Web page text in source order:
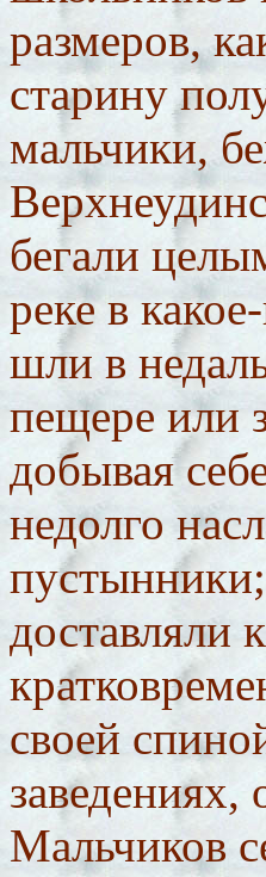
размеров,
старину
мальчики,
бегали
реке в
шли в
пещере или
добывая
недолго
доставляли
своей
заведениях,
Мальчиков